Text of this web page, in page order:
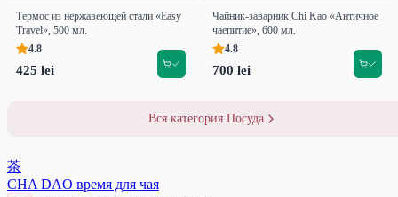
Термос из нержавеющей стали «Easy
Travel», 500 мл.
4.8
425 lei
Чайник-заварник Chi Kao «Античное
чаепитие», 600 мл.
4.8
700 lei
Вся категория Посуда
茶
CHA DAO время для чая